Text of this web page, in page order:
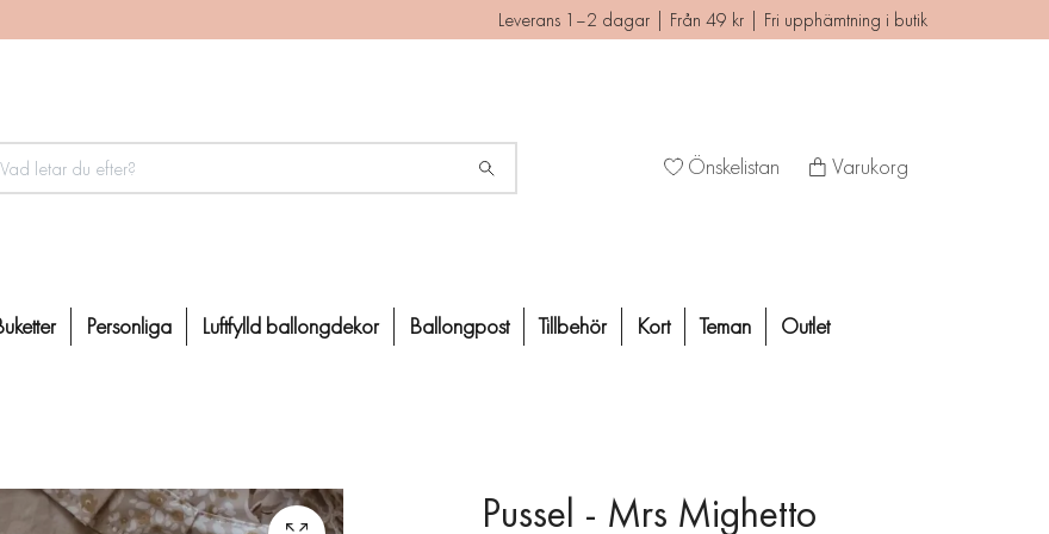
Leverans 1–2 dagar | Från 49 kr | Fri upphämtning i butik
Önskelistan Varukorg
Personliga Luftfylld ballongdekor Ballongpost Tillbehör Kort Teman Outlet
Pussel - Mrs Mighetto